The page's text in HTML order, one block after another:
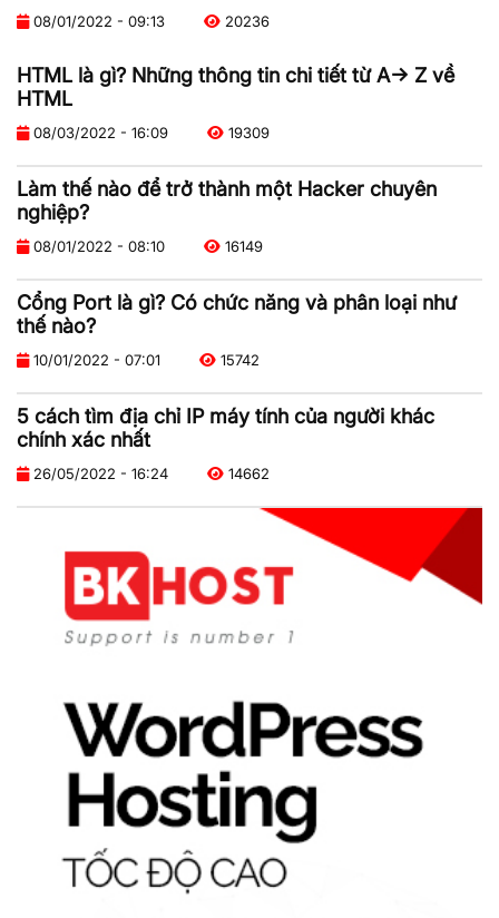
08/01/2022 - 09:13 20236
HTML là gì? Những thông tin chi tiết từ A-> Z về
HTML
08/03/2022 - 16:09 19309
Làm thế nào để trở thành một Hacker chuyên
nghiệp?
08/01/2022 - 08:10 16149
Cổng Port là gì? Có chức năng và phân loại như
thế nào?
10/01/2022 - 07:01 15742
5 cách tìm địa chỉ IP máy tính của người khác
chính xác nhất
26/05/2022 - 16:24 14662